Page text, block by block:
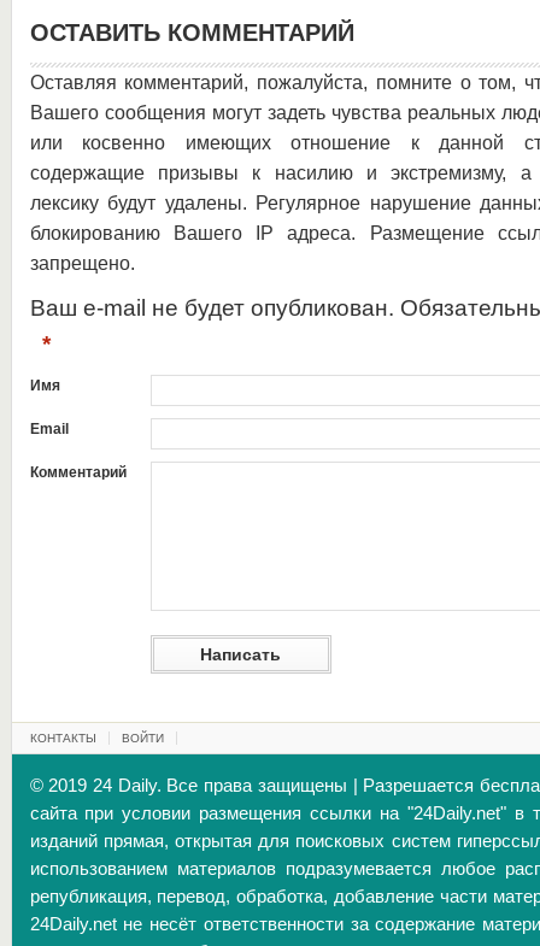
ОСТАВИТЬ КОММЕНТАРИЙ
Оставляя комментарий, пожалуйста, помните о том,
Вашего сообщения могут задеть чувства реальных
или косвенно имеющих отношение к данной
содержащие призывы к насилию и экстремизму, а
лексику будут удалены. Регулярное нарушение
блокированию Вашего IP адреса. Размещение
запрещено.
Ваш e-mail не будет опубликован.
*
Имя
Email
Комментарий
КОНТАКТЫ ВОЙТИ
© 2019 24 Daily. Все права защищены | Разрешается
сайта при условии размещения ссылки на "24Daily.net" в
изданий прямая, открытая для поисковых систем
использованием материалов подразумевается любое
републикация, перевод, обработка, добавление части
24Daily.net не несёт ответственности за содержание